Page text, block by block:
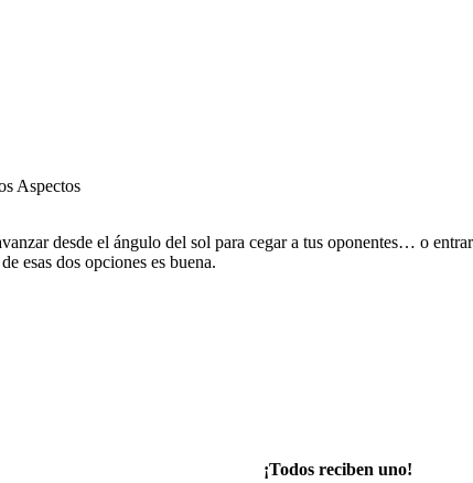
Aspectos
desde el ángulo del sol para cegar a tus oponentes… o
esas dos opciones es buena.
¡Todos reciben uno!